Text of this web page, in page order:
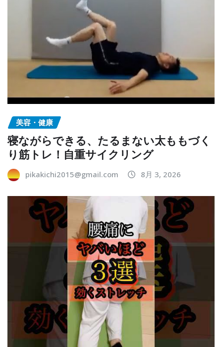
美容・健康
寝ながらできる、たるまない太ももづく
り筋トレ！自重サイクリング
pikakichi2015@gmail.com 8月 3, 2026